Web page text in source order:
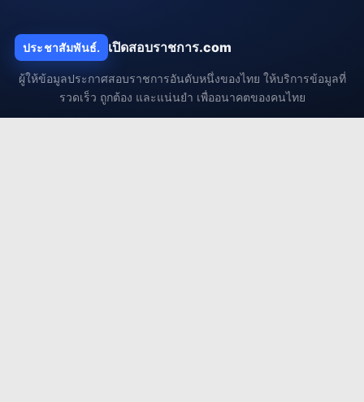
ประชาสัมพันธ์. เปิดสอบราชการ.com
ผู้ให้ข้อมูลประกาศสอบราชการอันดับหนึ่งของไทย ให้บริการข้อมูลที่
รวดเร็ว ถูกต้อง และแน่นยำ เพื่ออนาคตของคนไทย